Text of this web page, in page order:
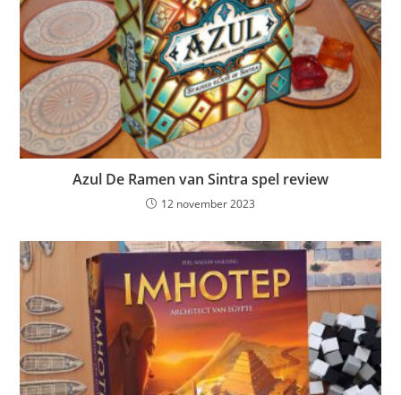
Azul De Ramen van Sintra spel review
12 november 2023